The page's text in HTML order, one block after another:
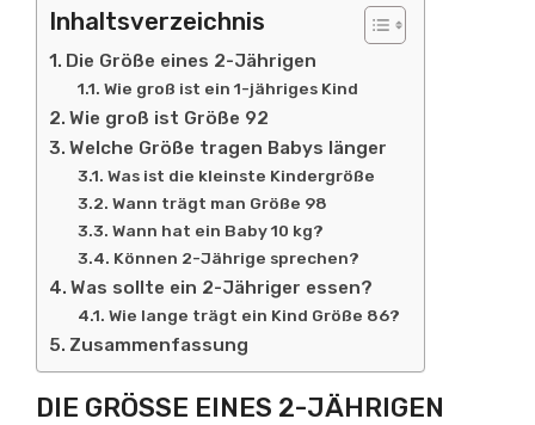
Inhaltsverzeichnis
Die Größe eines 2-Jährigen
Wie groß ist ein 1-jähriges Kind
Wie groß ist Größe 92
Welche Größe tragen Babys länger
Was ist die kleinste Kindergröße
Wann trägt man Größe 98
Wann hat ein Baby 10 kg?
Können 2-Jährige sprechen?
Was sollte ein 2-Jähriger essen?
Wie lange trägt ein Kind Größe 86?
Zusammenfassung
DIE GRÖSSE EINES 2-JÄHRIGEN